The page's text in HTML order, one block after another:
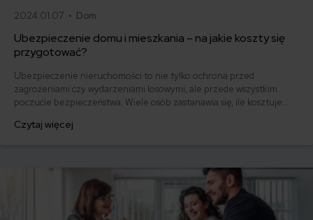
2024.01.07 • Dom
Ubezpieczenie domu i mieszkania – na jakie koszty się
przygotować?
Ubezpieczenie nieruchomości to nie tylko ochrona przed
zagrożeniami czy wydarzeniami losowymi, ale przede wszystkim
poczucie bezpieczeństwa. Wiele osób zastanawia się, ile kosztuje
zagadnieniu i postaramy odpowiedzieć na pytanie „ile kosztuje
Czytaj więcej